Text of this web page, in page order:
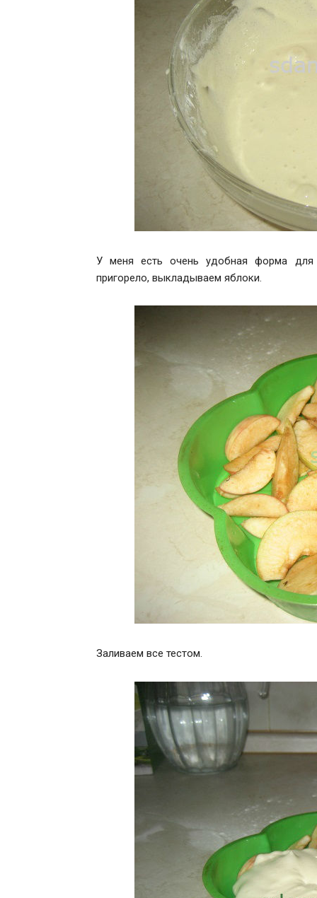
У меня есть очень удобная форма
пригорело, выкладываем яблоки.
Заливаем все тестом.